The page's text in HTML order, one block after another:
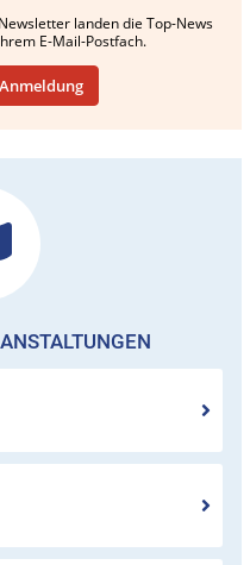
landen die Top-News
E-Mail-Postfach.